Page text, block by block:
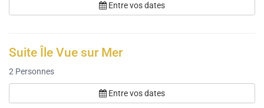
Entre vos dates
Suite Île Vue sur Mer
2 Personnes
Entre vos dates